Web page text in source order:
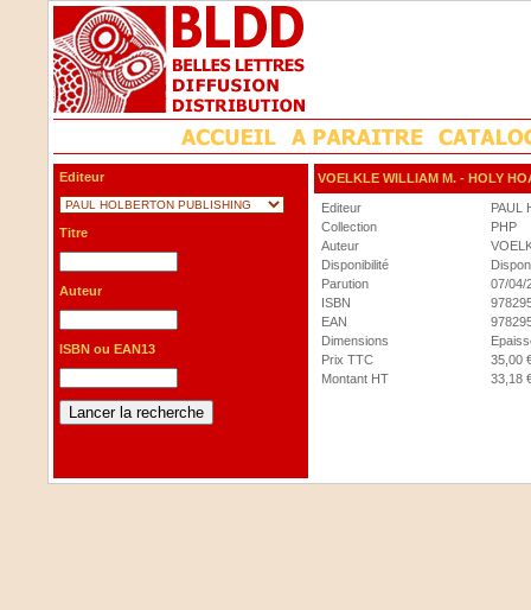
Editeur
Titre
Auteur
ISBN ou EAN13
VOELKLE WILLIAM M. - HOLY
Editeur
PAUL
Collection
PHP
Auteur
Disponibilité
Parution
07/04/
ISBN
EAN
Dimensions
Prix TTC
35,00
Montant HT
33,18